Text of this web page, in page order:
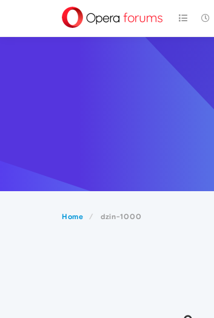
Home dzin-1000